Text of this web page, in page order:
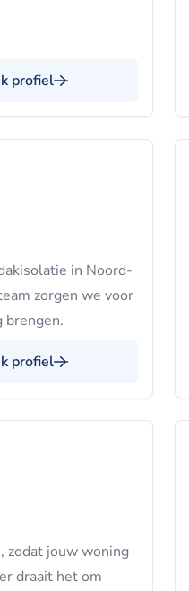
profiel
in Noord-
zorgen we voor
brengen.
profiel
zodat jouw woning
draait het om